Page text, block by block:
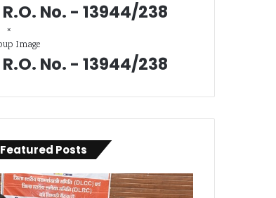
R.O. No. - 13944/238
×
R.O. No. - 13944/238
Featured Posts
सिंगल
यूज